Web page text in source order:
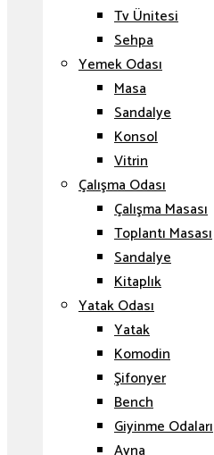
Tv Ünitesi
Sehpa
Yemek Odası
Masa
Sandalye
Konsol
Vitrin
Çalışma Odası
Çalışma Masası
Toplantı Masası
Sandalye
Kitaplık
Yatak Odası
Yatak
Komodin
Şifonyer
Bench
Giyinme Odaları